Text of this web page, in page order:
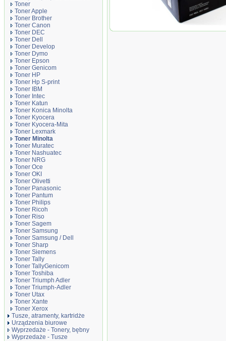
Toner
Toner Apple
Toner Brother
Toner Canon
Toner DEC
Toner Dell
Toner Develop
Toner Dymo
Toner Epson
Toner Genicom
Toner HP
Toner Hp S-print
Toner IBM
Toner Intec
Toner Katun
Toner Konica Minolta
Toner Kyocera
Toner Kyocera-Mita
Toner Lexmark
Toner Minolta
Toner Muratec
Toner Nashuatec
Toner NRG
Toner Oce
Toner OKI
Toner Olivetti
Toner Panasonic
Toner Pantum
Toner Philips
Toner Ricoh
Toner Riso
Toner Sagem
Toner Samsung
Toner Samsung / Dell
Toner Sharp
Toner Siemens
Toner Tally
Toner TallyGenicom
Toner Toshiba
Toner Triumph Adler
Toner Triumph-Adler
Toner Utax
Toner Xante
Toner Xerox
Tusze, atramenty, kartridże
Urządzenia biurowe
Wyprzedaże - Tonery, bębny
Wyprzedaże - Tusze
Toner JetWorld Yellow